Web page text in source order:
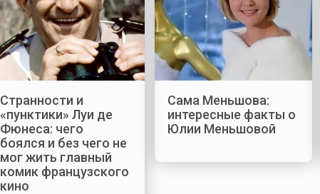
Странности и
«пунктики» Луи де
Фюнеса: чего
боялся и без чего не
мог жить главный
комик французского
кино
Сама Меньшова:
интересные факты о
Юлии Меньшовой